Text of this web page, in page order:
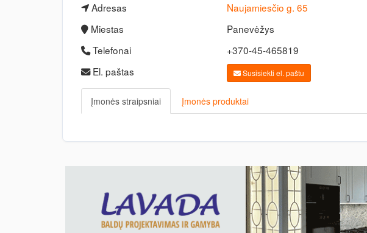
Adresas
Naujamiesčio g. 65
Miestas
Panevėžys
Telefonai
+370-45-465819
El. paštas
Susisiekti el. paštu
Įmonės straipsniai Įmonės produktai